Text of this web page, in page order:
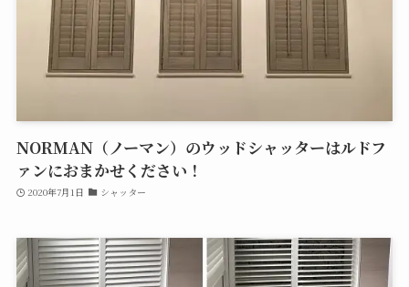
NORMAN（ノーマン）のウッドシャッターはルドフ
ァンにおまかせください！
2020年7月1日 シャッター